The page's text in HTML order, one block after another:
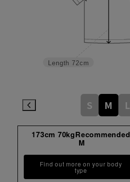
Length 72cm
S M L
173cm 70kgRecommended
M
Find out more on your body
type